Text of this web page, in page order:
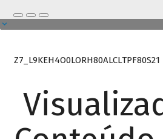
Z7_L9KEH4O0LORH80ALCLTPF80S21